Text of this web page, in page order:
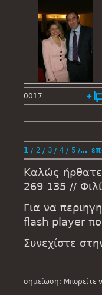
0017
1 2 3 4 5 …
Καλώς
269 135 //
Για να
flash player
Συνεχίστε
σημείωση: Μπορείτε